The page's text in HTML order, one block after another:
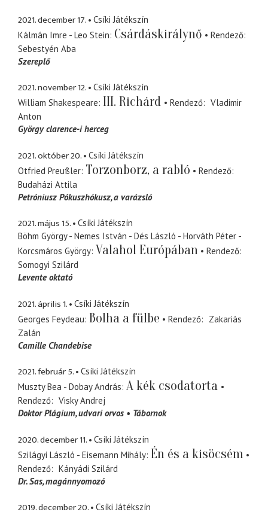
2021. december 17.
Csíki Játékszín
Kálmán Imre - Leo Stein Csárdáskirálynő
Rendező
Sebestyén Aba
Szereplő
2021. november 12.
Csíki Játékszín
William Shakespeare III. Richárd Rendező
Vladimir
Anton
György clarence-i herceg
2021. október 20.
Csíki Játékszín
Otfried Preußler Torzonborz, a rabló
Rendező
Budaházi Attila
Petróniusz Pókuszhókusz a varázsló
2021. május 15.
Csíki Játékszín
Böhm György - Nemes István - Dés László - Horváth Péter -
Korcsmáros György Valahol Európában
Rendező
Somogyi Szilárd
Levente oktató
2021. április 1.
Csíki Játékszín
Georges Feydeau Bolha a fülbe Rendező
Zakariás
Zalán
Camille Chandebise
2021. február 5.
Csíki Játékszín
Muszty Bea - Dobay András A kék csodatorta
Rendező
Visky Andrej
Doktor Plágium, udvari orvos
Tábornok
2020. december 11.
Csíki Játékszín
Szilágyi László - Eisemann Mihály Én és a kisöcsém
Rendező
Kányádi Szilárd
Dr. Sas magánnyomozó
2019. december 20. Csíki Játékszín